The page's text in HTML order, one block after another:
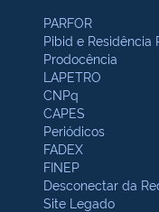
PARFOR
Pibid e Residência
Prodocência
LAPETRO
CNPq
CAPES
Periódicos
FADEX
FINEP
Desconectar da
Site Legado